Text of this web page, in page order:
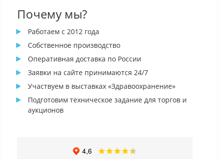
Почему мы?
Работаем с 2012 года
Собственное производство
Оперативная доставка по России
Заявки на сайте принимаются 24/7
Участвуем в выставках «Здравоохранение»
Подготовим техническое задание для торгов и
аукционов